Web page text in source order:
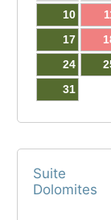
10
17
24
31
Suite
Dolomites